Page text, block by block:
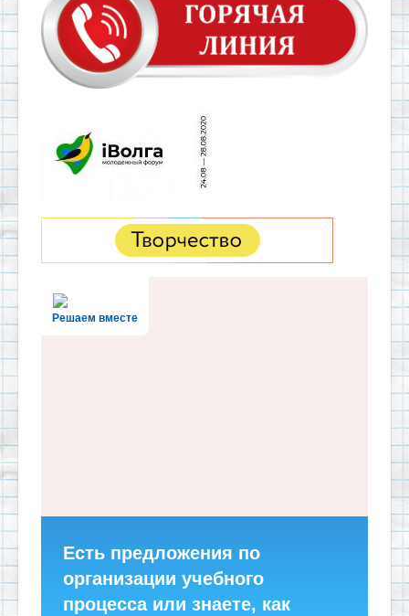
Решаем вместе
Есть предложения по
организации учебного
процесса или знаете, как